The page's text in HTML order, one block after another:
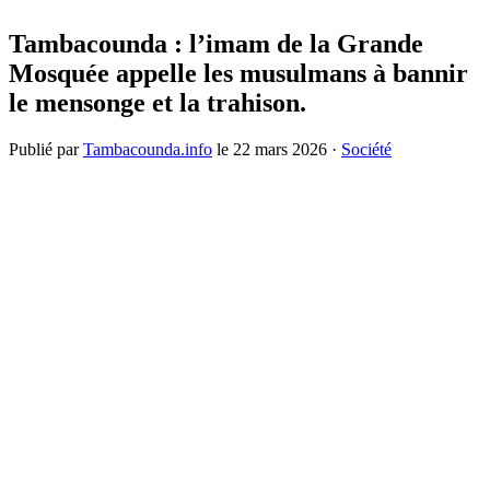
Tambacounda : l’imam de la Grande
Mosquée appelle les musulmans à bannir
le mensonge et la trahison.
Publié parTambacounda.info le 22 mars 2026 · Société